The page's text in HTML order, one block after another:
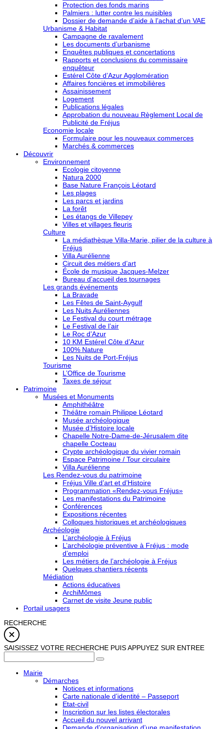
Protection des fonds marins
Palmiers : lutter contre les nuisibles
Dossier de demande d’aide à l’achat d’un VAE
Urbanisme & Habitat
Campagne de ravalement
Les documents d’urbanisme
Enquêtes publiques et concertations
Rapports et conclusions du commissaire
enquêteur
Estérel Côte d’Azur Agglomération
Affaires foncières et immobilières
Assainissement
Logement
Publications légales
Approbation du nouveau Règlement Local de
Publicité de Fréjus
Economie locale
Formulaire pour les nouveaux commerces
Marchés & commerces
Découvrir
Environnement
Ecologie citoyenne
Natura 2000
Base Nature François Léotard
Les plages
Les parcs et jardins
La forêt
Les étangs de Villepey
Villes et villages fleuris
Culture
La médiathèque Villa-Marie, pilier de la culture à
Fréjus
Villa Aurélienne
Circuit des métiers d’art
École de musique Jacques-Melzer
Bureau d’accueil des tournages
Les grands événements
La Bravade
Les Fêtes de Saint-Aygulf
Les Nuits Auréliennes
Le Festival du court métrage
Le Festival de l’air
Le Roc d’Azur
10 KM Estérel Côte d’Azur
100% Nature
Les Nuits de Port-Fréjus
Tourisme
L’Office de Tourisme
Taxes de séjour
Patrimoine
Musées et Monuments
Amphithéâtre
Théâtre romain Philippe Léotard
Musée archéologique
Musée d’Histoire locale
Chapelle Notre-Dame-de-Jérusalem dite
chapelle Cocteau
Crypte archéologique du vivier romain
Espace Patrimoine / Tour circulaire
Villa Aurélienne
Les Rendez-vous du patrimoine
Fréjus Ville d’art et d’Histoire
Programmation «Rendez-vous Fréjus»
Les manifestations du Patrimoine
Conférences
Expositions récentes
Colloques historiques et archéologiques
Archéologie
L’archéologie à Fréjus
L’archéologie préventive à Fréjus : mode
d’emploi
Les métiers de l’archéologie à Fréjus
Quelques chantiers récents
Médiation
Actions éducatives
ArchiMômes
Carnet de visite Jeune public
Portail usagers
RECHERCHE
SAISISSEZ VOTRE RECHERCHE PUIS APPUYEZ SUR ENTREE
Mairie
Démarches
Notices et informations
Carte nationale d’identité – Passeport
Etat-civil
Inscription sur les listes électorales
Accueil du nouvel arrivant